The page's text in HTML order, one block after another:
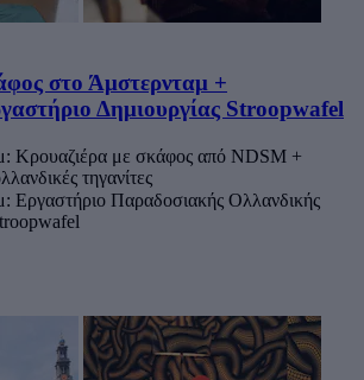
στο Άμστερνταμ +
Δημιουργίας Stroopwafel
Κρουαζιέρα με σκάφος από NDSM +
τηγανίτες
Εργαστήριο Παραδοσιακής Ολλανδικής